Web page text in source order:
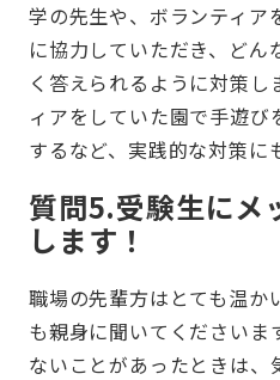
学の先生や、ボランティア
に協力していただき、どん
く答えられるように対策
ィアをしていた園で手遊び
するなど、実践的な対策に
質問5.受験生にメ
します！
職場の先輩方はとても温か
も親身に聞いてくださいま
ないことがあったときは、